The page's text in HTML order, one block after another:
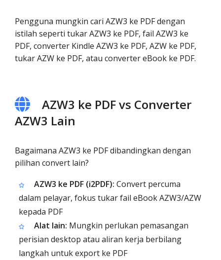
Pengguna mungkin cari AZW3 ke PDF dengan
istilah seperti tukar AZW3 ke PDF, fail AZW3 ke
PDF, converter Kindle AZW3 ke PDF, AZW ke PDF,
tukar AZW ke PDF, atau converter eBook ke PDF.
AZW3 ke PDF vs Converter
AZW3 Lain
Bagaimana AZW3 ke PDF dibandingkan dengan
pilihan convert lain?
AZW3 ke PDF (i2PDF): Convert percuma
dalam pelayar, fokus tukar fail eBook AZW3/AZW
kepada PDF
Alat lain: Mungkin perlukan pemasangan
perisian desktop atau aliran kerja berbilang
langkah untuk export ke PDF